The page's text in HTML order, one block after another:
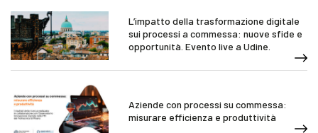
L’impatto della trasformazione digitale
sui processi a commessa: nuove sfide e
opportunità. Evento live a Udine.
Aziende con processi su commessa:
misurare efficienza e produttività